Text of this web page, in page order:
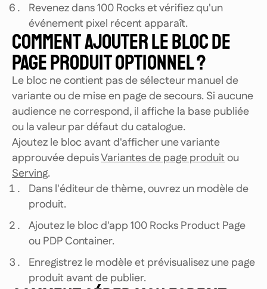
Revenez dans 100 Rocks et vérifiez qu'un
événement pixel récent apparaît.
COMMENT AJOUTER LE BLOC DE
PAGE PRODUIT OPTIONNEL ?
Le bloc ne contient pas de sélecteur manuel de
variante ou de mise en page de secours. Si aucune
audience ne correspond, il affiche la base publiée
ou la valeur par défaut du catalogue.
Ajoutez le bloc avant d'afficher une variante
approuvée depuisVariantes de page produitou
Serving.
Dans l'éditeur de thème, ouvrez un modèle de
produit.
Ajoutez le bloc d'app 100 Rocks Product Page
ou PDP Container.
Enregistrez le modèle et prévisualisez une page
produit avant de publier.